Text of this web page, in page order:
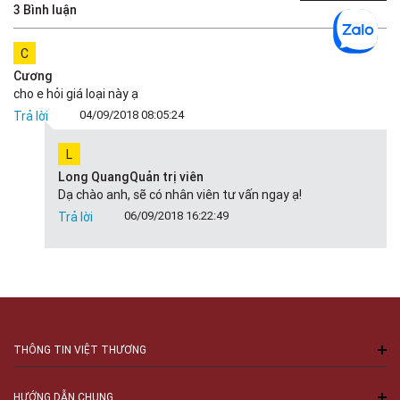
3 Bình luận
C
Cương
cho e hỏi giá loại này ạ
Trả lời
04/09/2018 08:05:24
L
Long QuangQuản trị viên
Dạ chào anh, sẽ có nhân viên tư vấn ngay ạ!
Trả lời
06/09/2018 16:22:49
THÔNG TIN VIỆT THƯƠNG
HƯỚNG DẪN CHUNG